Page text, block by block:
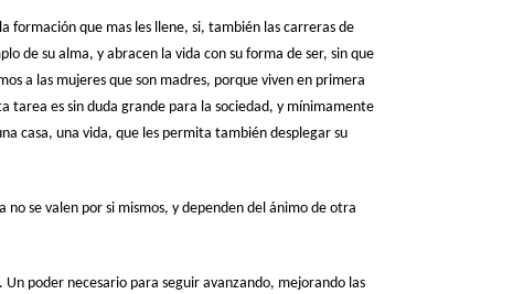
formación que mas les llene, si, también las carreras de
de su alma, y abracen la vida con su forma de ser, sin que
a las mujeres que son madres, porque viven en primera
tarea es sin duda grande para la sociedad, y mínimamente
casa, una vida, que les permita también desplegar su
no se valen por si mismos, y dependen del ánimo de otra
poder necesario para seguir avanzando, mejorando las